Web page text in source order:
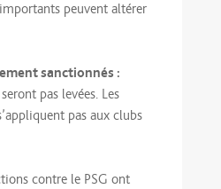
peuvent altérer
sanctionnés :
pas levées. Les
pas aux clubs
contre le PSG ont